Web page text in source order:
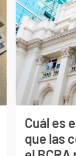
Cuál es
que las